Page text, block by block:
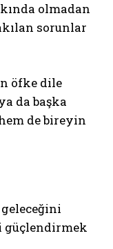
olmadan
sorunlar
öfke dile
da başka
de bireyin
güçlendirmek